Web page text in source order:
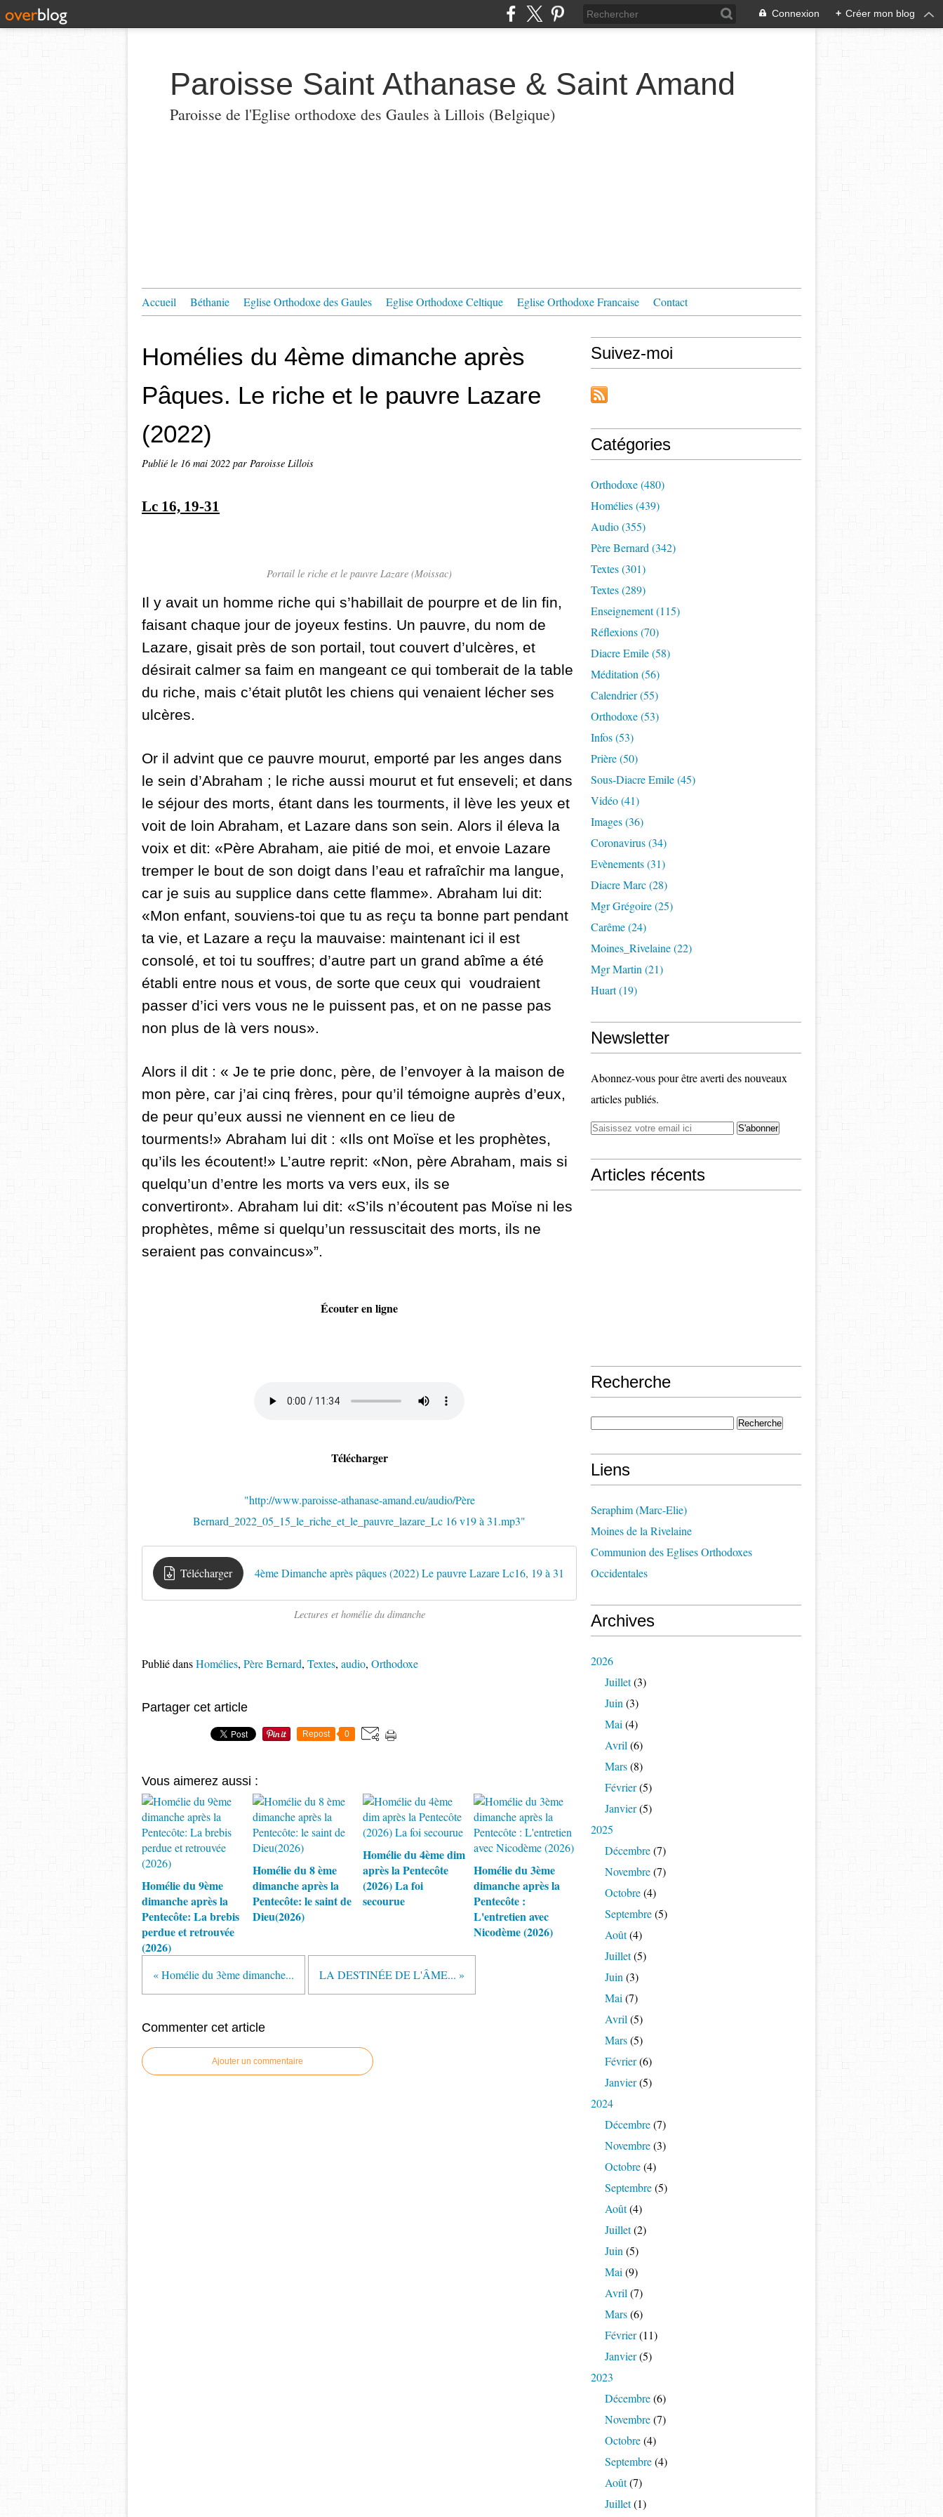
Connexion + Créer mon blog
Paroisse Saint Athanase & Saint Amand
Paroisse de l'Eglise orthodoxe des Gaules à Lillois (Belgique)
Accueil Béthanie Eglise Orthodoxe des Gaules Eglise Orthodoxe Celtique Eglise Orthodoxe Francaise Contact
Homélies du 4ème dimanche après
Pâques. Le riche et le pauvre Lazare
(2022)
Publié le 16 mai 2022 par Paroisse Lillois
Lc 16, 19-31
Portail le riche et le pauvre Lazare (Moissac)
Il y avait un homme riche qui s’habillait de pourpre et de lin fin,
faisant chaque jour de joyeux festins. Un pauvre, du nom de
Lazare, gisait près de son portail, tout couvert d’ulcères, et
désirait calmer sa faim en mangeant ce qui tomberait de la table
du riche, mais c’était plutôt les chiens qui venaient lécher ses
ulcères.
Or il advint que ce pauvre mourut, emporté par les anges dans
le sein d’Abraham ; le riche aussi mourut et fut enseveli; et dans
le séjour des morts, étant dans les tourments, il lève les yeux et
voit de loin Abraham, et Lazare dans son sein. Alors il éleva la
voix et dit: «Père Abraham, aie pitié de moi, et envoie Lazare
tremper le bout de son doigt dans l’eau et rafraîchir ma langue,
car je suis au supplice dans cette flamme». Abraham lui dit:
«Mon enfant, souviens-toi que tu as reçu ta bonne part pendant
ta vie, et Lazare a reçu la mauvaise: maintenant ici il est
consolé, et toi tu souffres; d’autre part un grand abîme a été
établi entre nous et vous, de sorte que ceux qui voudraient
passer d’ici vers vous ne le puissent pas, et on ne passe pas
non plus de là vers nous».
Alors il dit : « Je te prie donc, père, de l’envoyer à la maison de
mon père, car j’ai cinq frères, pour qu’il témoigne auprès d’eux,
de peur qu’eux aussi ne viennent en ce lieu de
tourments!» Abraham lui dit : «Ils ont Moïse et les prophètes,
qu’ils les écoutent!» L’autre reprit: «Non, père Abraham, mais si
quelqu’un d’entre les morts va vers eux, ils se
convertiront». Abraham lui dit: «S’ils n’écoutent pas Moïse ni les
prophètes, même si quelqu’un ressuscitait des morts, ils ne
seraient pas convaincus»”.
Écouter en ligne
Télécharger
"http://www.paroisse-athanase-amand.eu/audio/Père
Bernard_2022_05_15_le_riche_et_le_pauvre_lazare_Lc 16 v19 à 31.mp3"
Télécharger 4ème Dimanche après pâques (2022) Le pauvre Lazare Lc16, 19 à 31
Lectures et homélie du dimanche
Publié dansHomélies, Père Bernard, Textes, audio, Orthodoxe
Partager cet article
Repost 0
Vous aimerez aussi :
Homélie du 9ème
dimanche après la
Pentecôte: La brebis
perdue et retrouvée
(2026)
Homélie du 8 ème
dimanche après la
Pentecôte: le saint de
Dieu(2026)
Homélie du 4ème dim
après la Pentecôte
(2026) La foi
secourue
Homélie du 3ème
dimanche après la
Pentecôte :
L'entretien avec
Nicodème (2026)
« Homélie du 3ème dimanche... LA DESTINÉE DE L'ÂME... »
Commenter cet article
Ajouter un commentaire
Suivez-moi
Catégories
Orthodoxe (480)
Homélies (439)
Audio (355)
Père Bernard (342)
Textes (301)
Textes (289)
Enseignement (115)
Réflexions (70)
Diacre Emile (58)
Méditation (56)
Calendrier (55)
Orthodoxe (53)
Infos (53)
Prière (50)
Sous-Diacre Emile (45)
Vidéo (41)
Images (36)
Coronavirus (34)
Evènements (31)
Diacre Marc (28)
Mgr Grégoire (25)
Carême (24)
Moines_Rivelaine (22)
Mgr Martin (21)
Huart (19)
Newsletter
Abonnez-vous pour être averti des nouveaux
articles publiés.
Articles récents
Recherche
Liens
Seraphim (Marc-Elie)
Moines de la Rivelaine
Communion des Eglises Orthodoxes
Occidentales
Archives
2026
Juillet(3)
Juin (3)
Mai (4)
Avril (6)
Mars(8)
Février(5)
Janvier(5)
2025
Décembre(7)
Novembre(7)
Octobre(4)
Septembre(5)
Août(4)
Juillet(5)
Juin (3)
Mai (7)
Avril (5)
Mars(5)
Février(6)
Janvier(5)
2024
Décembre(7)
Novembre(3)
Octobre(4)
Septembre(5)
Août(4)
Juillet(2)
Juin (5)
Mai (9)
Avril (7)
Mars(6)
Février(11)
Janvier(5)
2023
Décembre(6)
Novembre(7)
Octobre(4)
Septembre(4)
Août(7)
Juillet(1)